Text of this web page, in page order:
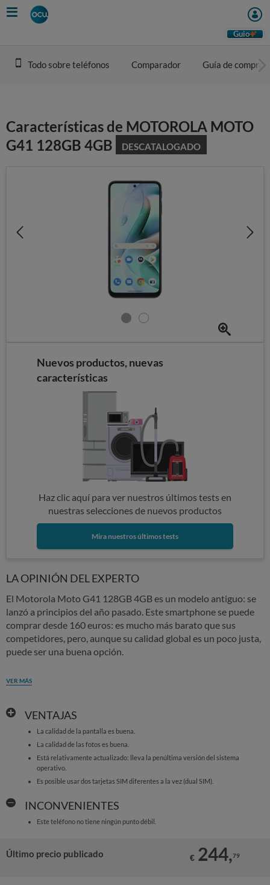
Skip
to
Guio
Todo sobre teléfonos Comparador Guía de compra
Características de MOTOROLA MOTO
G41 128GB 4GB
DESCATALOGADO
Nuevos productos, nuevas
características
Haz clic aquí para ver nuestros últimos tests en
nuestras selecciones de nuevos productos
Mira nuestros últimos tests
LA OPINIÓN DEL EXPERTO
El Motorola Moto G41 128GB 4GB es un modelo antiguo: se
lanzó a principios del año pasado. Este smartphone se puede
comprar desde 160 euros: es mucho más barato que sus
competidores, pero, aunque su calidad global es un poco justa,
puede ser una buena opción.
VER MÁS
VENTAJAS
La calidad de la pantalla es buena.
La calidad de las fotos es buena.
Está relativamente actualizado: lleva la penúltima versión del sistema
operativo.
Es posible usar dos tarjetas SIM diferentes a la vez (dual SIM).
INCONVENIENTES
Este teléfono no tiene ningún punto débil.
Último precio publicado € 244,79